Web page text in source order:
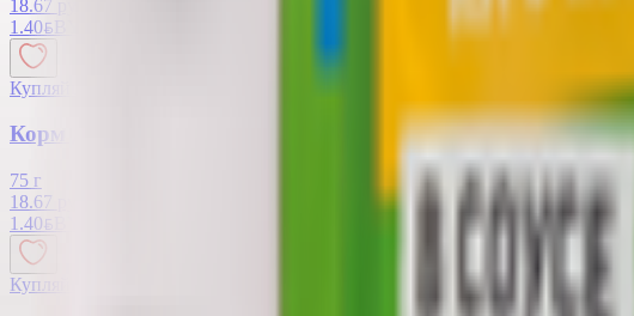
18.67 руб/кг
1.40BYN
Купляйце Беларускае
Корм для кошек «Whiskas» паштет с курицей и индейкой
75 г
18.67 руб/кг
1.40BYN
Купляйце Беларускае